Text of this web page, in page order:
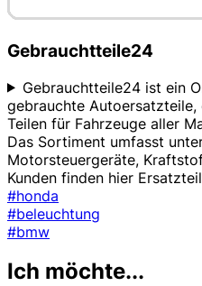
Gebrauchtteile24
Gebrauchtteile24 ist ein
gebrauchte
Teilen für Fahrzeuge aller
Das Sortiment umfasst
Motorsteuergeräte,
Kunden finden hier
#honda
#beleuchtung
#bmw
Ich möchte...